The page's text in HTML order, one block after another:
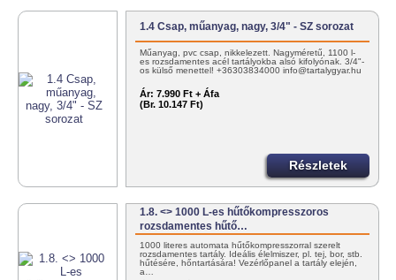
1.4 Csap, műanyag, nagy, 3/4" - SZ sorozat
Műanyag, pvc csap, nikkelezett. Nagyméretű, 1100 l-
es rozsdamentes acél tartályokba alsó kifolyónak. 3/4"-
os külső menettel! +36303834000 info@tartalygyar.hu
Ár: 7.990 Ft + Áfa
(Br. 10.147 Ft)
Részletek
1.8. <> 1000 L-es hűtőkompresszoros
rozsdamentes hűtő…
1000 literes automata hűtőkompresszorral szerelt
rozsdamentes tartály. Ideális élelmiszer, pl. tej, bor, stb.
hűtésére, hőntartására! Vezérlőpanel a tartály elején,
a…